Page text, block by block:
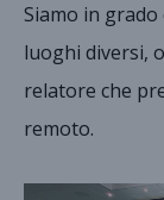
Siamo in
luoghi diversi,
relatore che
remoto.